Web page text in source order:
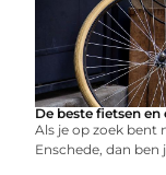
De beste fietsen
Als je op zoek bent
Enschede, dan ben